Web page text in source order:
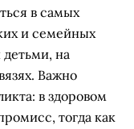
в самых
и семейных
на
Важно
в здоровом
тогда как